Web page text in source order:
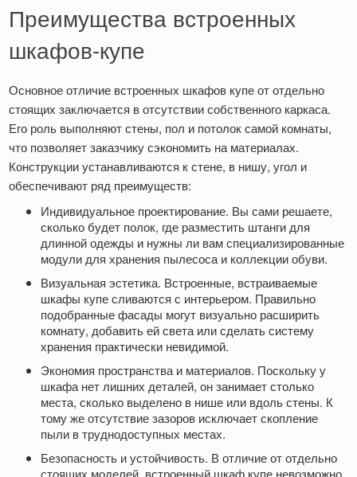
Преимущества встроенных
шкафов-купе
Основное отличие встроенных шкафов купе от отдельно
стоящих заключается в отсутствии собственного каркаса.
Его роль выполняют стены, пол и потолок самой комнаты,
что позволяет заказчику сэкономить на материалах.
Конструкции устанавливаются к стене, в нишу, угол и
обеспечивают ряд преимуществ:
Индивидуальное проектирование. Вы сами решаете,
сколько будет полок, где разместить штанги для
длинной одежды и нужны ли вам специализированные
модули для хранения пылесоса и коллекции обуви.
Визуальная эстетика. Встроенные, встраиваемые
шкафы купе сливаются с интерьером. Правильно
подобранные фасады могут визуально расширить
комнату, добавить ей света или сделать систему
хранения практически невидимой.
Экономия пространства и материалов. Поскольку у
шкафа нет лишних деталей, он занимает столько
места, сколько выделено в нише или вдоль стены. К
тому же отсутствие зазоров исключает скопление
пыли в труднодоступных местах.
Безопасность и устойчивость. В отличие от отдельно